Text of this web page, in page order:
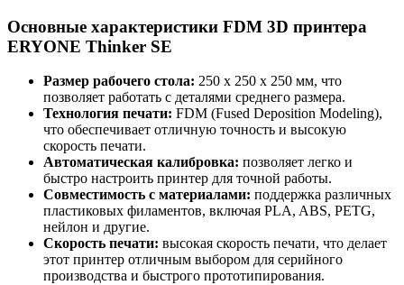
Основные характеристики FDM 3D принтера
ERYONE Thinker SE
Размер рабочего стола: 250 х 250 х 250 мм, что
позволяет работать с деталями среднего размера.
Технология печати: FDM (Fused Deposition Modeling),
что обеспечивает отличную точность и высокую
скорость печати.
Автоматическая калибровка: позволяет легко и
быстро настроить принтер для точной работы.
Совместимость с материалами: поддержка различных
пластиковых филаментов, включая PLA, ABS, PETG,
нейлон и другие.
Скорость печати: высокая скорость печати, что делает
этот принтер отличным выбором для серийного
производства и быстрого прототипирования.